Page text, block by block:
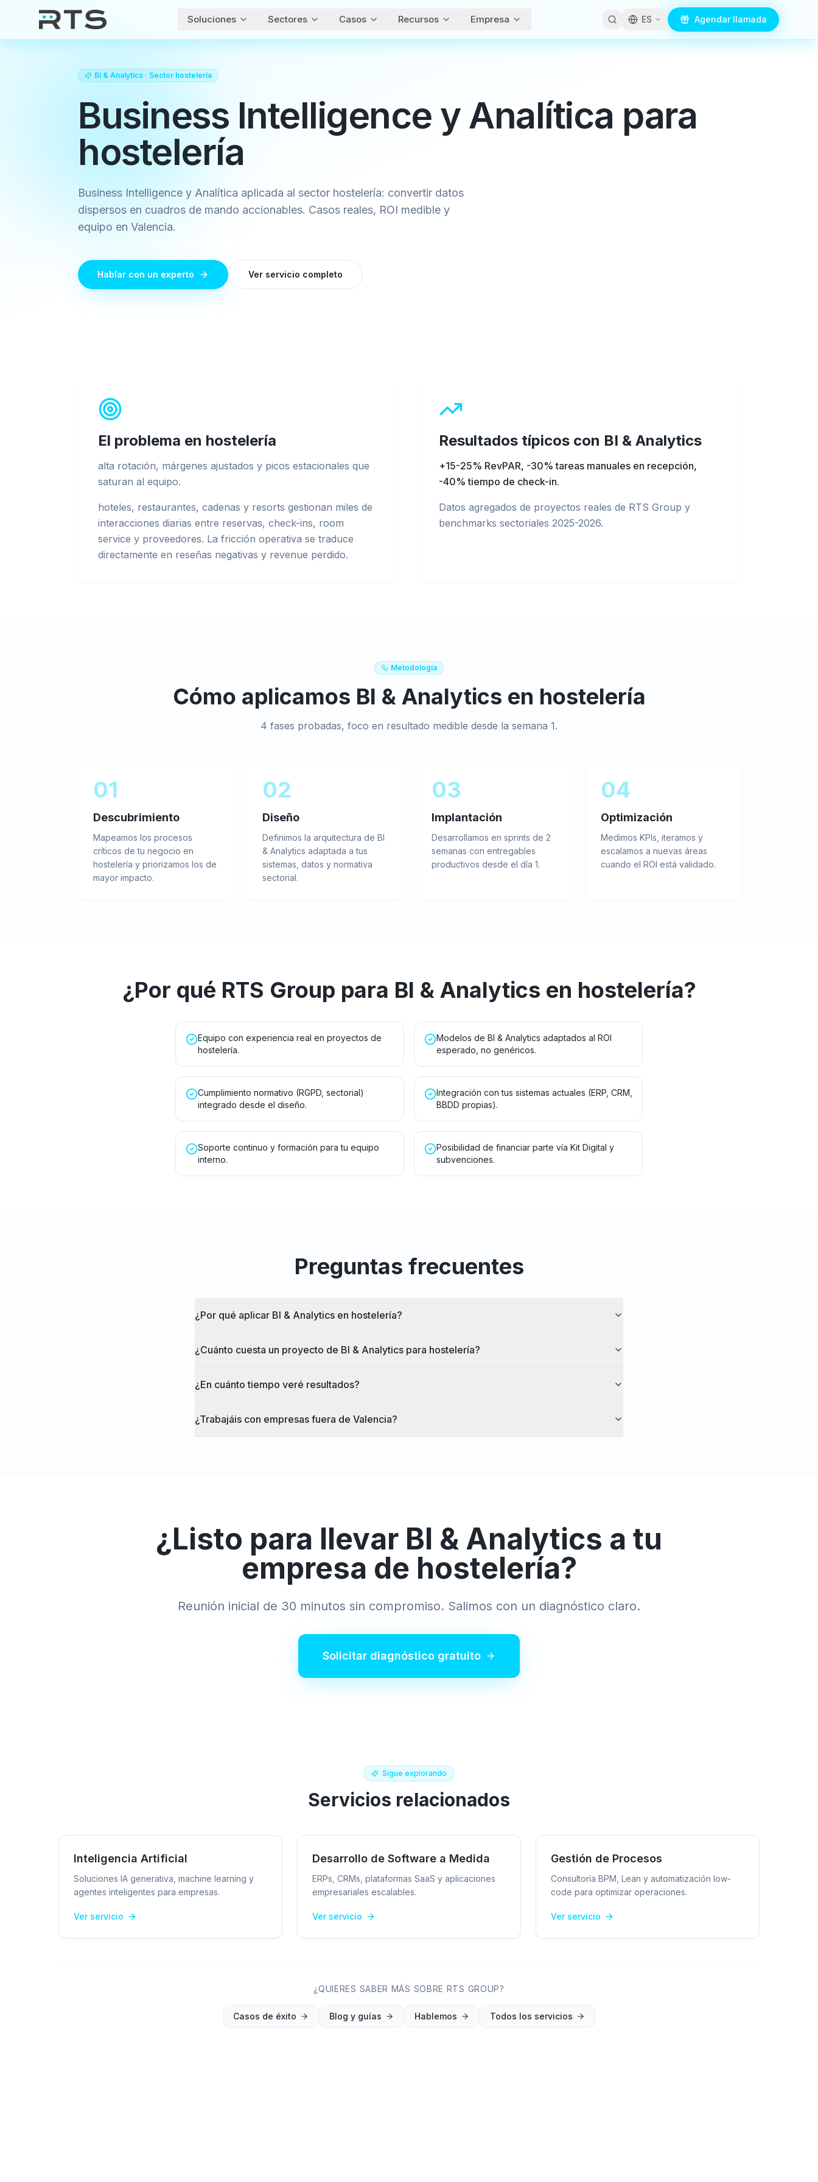
Soluciones Sectores Casos Recursos Empresa ES Agendar llamada
BI & Analytics · Sector hostelería
Business Intelligence y Analítica para
hostelería
Business Intelligence y Analítica aplicada al sector hostelería: convertir datos
dispersos en cuadros de mando accionables. Casos reales, ROI medible y
equipo en Valencia.
Hablar con un experto Ver servicio completo
El problema en hostelería
alta rotación, márgenes ajustados y picos estacionales que
saturan al equipo.
hoteles, restaurantes, cadenas y resorts gestionan miles de
interacciones diarias entre reservas, check-ins, room
service y proveedores. La fricción operativa se traduce
directamente en reseñas negativas y revenue perdido.
Resultados típicos con BI & Analytics
+15-25% RevPAR, -30% tareas manuales en recepción,
-40% tiempo de check-in.
Datos agregados de proyectos reales de RTS Group y
benchmarks sectoriales 2025-2026.
Metodología
Cómo aplicamos BI & Analytics en hostelería
4 fases probadas, foco en resultado medible desde la semana 1.
01
Descubrimiento
Mapeamos los procesos
críticos de tu negocio en
hostelería y priorizamos los de
mayor impacto.
02
Diseño
Definimos la arquitectura de BI
& Analytics adaptada a tus
sistemas, datos y normativa
sectorial.
03
Implantación
Desarrollamos en sprints de 2
semanas con entregables
productivos desde el día 1.
04
Optimización
Medimos KPIs, iteramos y
escalamos a nuevas áreas
cuando el ROI está validado.
¿Por qué RTS Group para BI & Analytics en hostelería?
Equipo con experiencia real en proyectos de
hostelería.
Modelos de BI & Analytics adaptados al ROI
esperado, no genéricos.
Cumplimiento normativo (RGPD, sectorial)
integrado desde el diseño.
Integración con tus sistemas actuales (ERP, CRM,
BBDD propias).
Soporte continuo y formación para tu equipo
interno.
Posibilidad de financiar parte vía Kit Digital y
subvenciones.
Preguntas frecuentes
¿Por qué aplicar BI & Analytics en hostelería?
¿Cuánto cuesta un proyecto de BI & Analytics para hostelería?
¿En cuánto tiempo veré resultados?
¿Trabajáis con empresas fuera de Valencia?
¿Listo para llevar BI & Analytics a tu
empresa de hostelería?
Reunión inicial de 30 minutos sin compromiso. Salimos con un diagnóstico claro.
Solicitar diagnóstico gratuito
Sigue explorando
Servicios relacionados
Inteligencia Artificial
Soluciones IA generativa, machine learning y
agentes inteligentes para empresas.
Ver servicio
Desarrollo de Software a Medida
ERPs, CRMs, plataformas SaaS y aplicaciones
empresariales escalables.
Ver servicio
Gestión de Procesos
Consultoría BPM, Lean y automatización low-
code para optimizar operaciones.
Ver servicio
¿QUIERES SABER MÁS SOBRE RTS GROUP?
Casos de éxito Blog y guías Hablemos Todos los servicios